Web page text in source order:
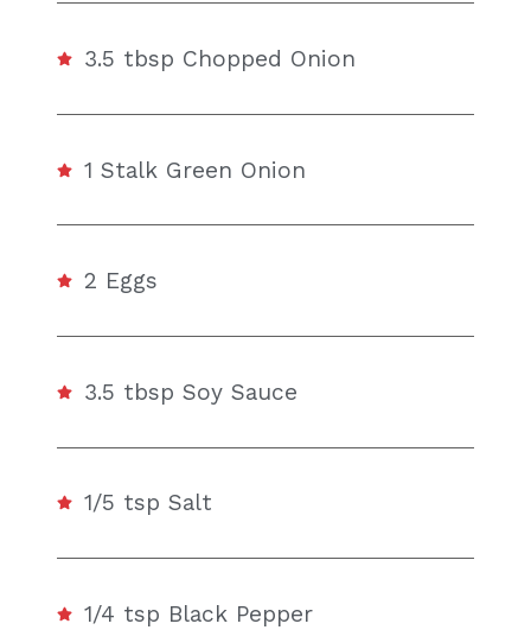
3.5 tbsp Chopped Onion
1 Stalk Green Onion
2 Eggs
3.5 tbsp Soy Sauce
1/5 tsp Salt
1/4 tsp Black Pepper